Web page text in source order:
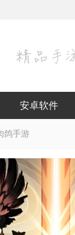
安卓软件
鸽手游